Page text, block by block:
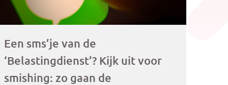
Een sms’je van de
‘Belastingdienst’? Kijk uit voor
smishing: zo gaan de